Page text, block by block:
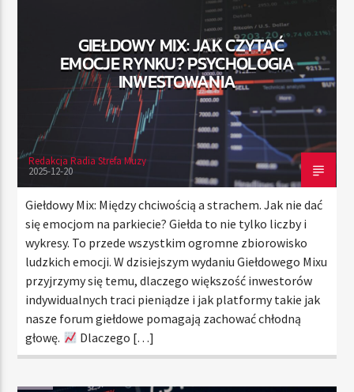
RADIO STREFA MUZY
11:00 20:00
GIEŁDOWY MIX: JAK CZYTAĆ
EMOCJE RYNKU? PSYCHOLOGIA
INWESTOWANIA
Redakcja Radia Strefa Muzy
2025-12-20
Giełdowy Mix: Między chciwością a strachem. Jak nie dać
się emocjom na parkiecie? Giełda to nie tylko liczby i
wykresy. To przede wszystkim ogromne zbiorowisko
ludzkich emocji. W dzisiejszym wydaniu Giełdowego Mixu
przyjrzymy się temu, dlaczego większość inwestorów
indywidualnych traci pieniądze i jak platformy takie jak
nasze forum giełdowe pomagają zachować chłodną
głowę.
Dlaczego […]